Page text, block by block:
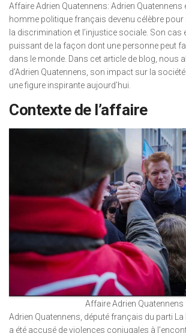
Affaire Adrien Quatennens: Adrien Quatennens
homme politique français devenu célèbre
la discrimination et l’injustice sociale. Son cas
puissant de la façon dont une personne peut
dans le monde. Dans cet article de blog, nous
d’Adrien Quatennens, son impact sur la
une figure inspirante aujourd’hui.
Contexte de l’affaire
Affaire Adrien Quatennens
Adrien Quatennens, député français du parti
a été accusé de violences conjugales à